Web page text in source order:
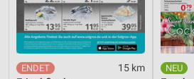
15 km